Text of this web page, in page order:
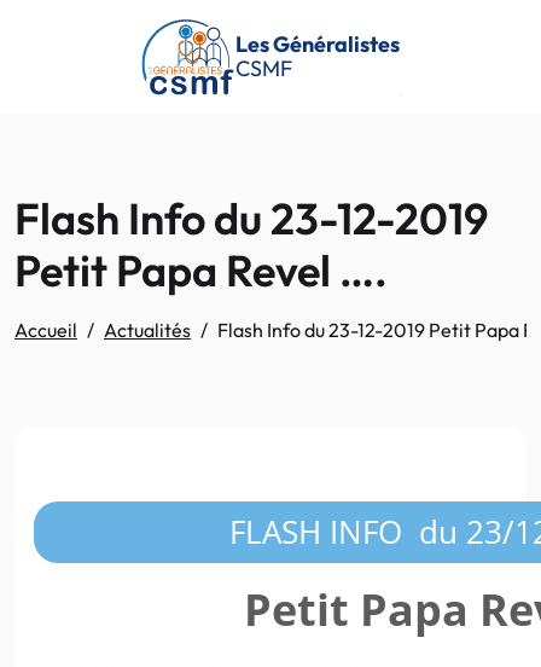
Passer au contenu principal
Les Généralistes
CSMF
Flash Info du 23-12-2019
Petit Papa Revel ….
Accueil Actualités Flash Info du 23-12-2019 Petit Papa
FLASH INFO du 23/
Petit Papa